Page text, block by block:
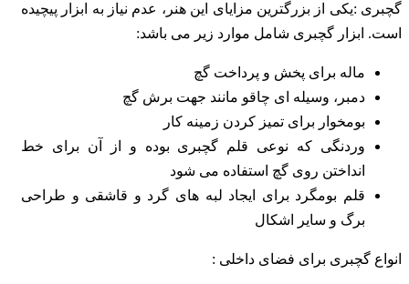
گچبری :یکی از بزرگترین مزایای این هنر، عدم نیاز به ابزار پیچیده
است. ابزار گچبری شامل موارد زیر می باشد:
ماله برای پخش و پرداخت گچ
دمبر، وسیله ای چاقو مانند جهت برش گچ
بومخوار برای تمیز کردن زمینه کار
وردنگی که نوعی قلم گچبری بوده و از آن برای خط
انداختن روی گچ استفاده می شود
قلم بومگرد برای ایجاد لبه های گرد و قاشقی و طراحی
برگ و سایر اشکال
انواع گچبری برای فضای داخلی :